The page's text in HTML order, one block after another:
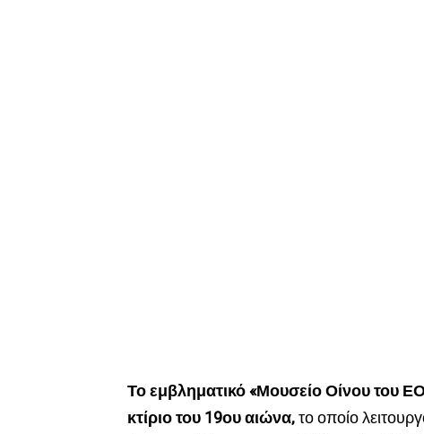
Το εμβληματικό «Μουσείο Οίνου του
κτίριο του 19ου αιώνα,το οποίο